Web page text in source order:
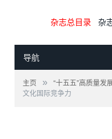
杂志总目录 杂
导航
主页 » “十五五”高质量发
文化国际竞争力